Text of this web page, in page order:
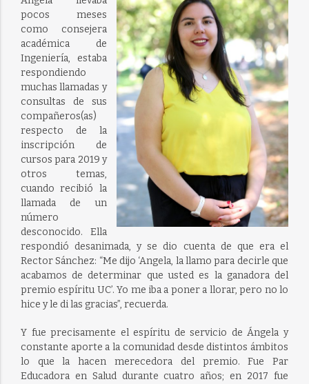
pocos meses
como consejera
académica de
Ingeniería, estaba
respondiendo
muchas llamadas y
consultas de sus
compañeros(as)
respecto de la
inscripción de
cursos para 2019 y
otros temas,
cuando recibió la
llamada de un
número
desconocido. Ella
respondió desanimada, y se dio cuenta de que era el
Rector Sánchez: “Me dijo ‘Angela, la llamo para decirle que
acabamos de determinar que usted es la ganadora del
premio espíritu UC’. Yo me iba a poner a llorar, pero no lo
hice y le di las gracias”, recuerda.
Y fue precisamente el espíritu de servicio de Ángela y
constante aporte a la comunidad desde distintos ámbitos
lo que la hacen merecedora del premio. Fue Par
Educadora en Salud durante cuatro años; en 2017 fue